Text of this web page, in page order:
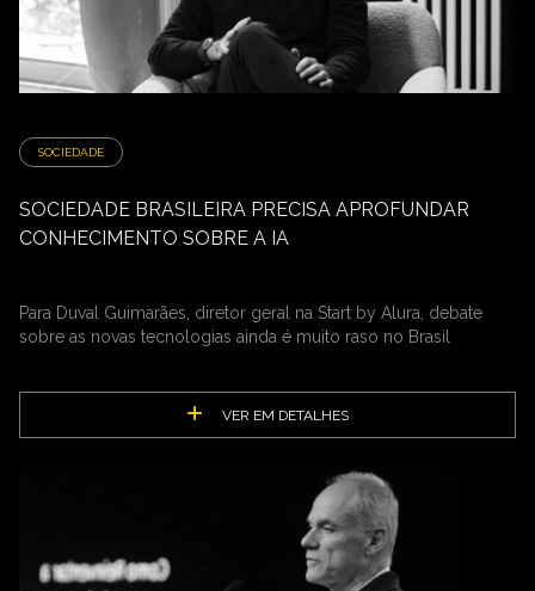
SOCIEDADE
SOCIEDADE BRASILEIRA PRECISA APROFUNDAR
CONHECIMENTO SOBRE A IA
Para Duval Guimarães, diretor geral na Start by Alura, debate
sobre as novas tecnologias ainda é muito raso no Brasil
VER EM DETALHES